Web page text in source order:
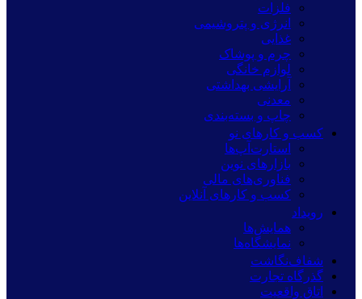
فلزات
انرژی و پتروشیمی
غذایی
چرم و پوشاک
لوازم خانگی
آرایشی بهداشتی
معدنی
چاپ و بسته‌بندی
کسب و کارهای نو
استارت‌آپ‌ها
بازارهای نوین
فناوری‌های مالی
کسب و کارهای آنلاین
رویداد
همایش‌ها
نمایشگاه‌ها
شفاف‌نگاشت
گذرگاه تجارت
اتاق واقعیت